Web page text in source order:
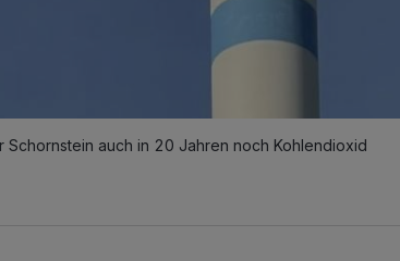
auch in 20 Jahren noch Kohlendioxid